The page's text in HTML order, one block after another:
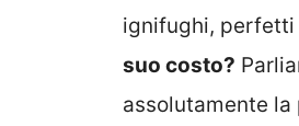
ignifughi, perfetti
suo costo?
assolutamente la